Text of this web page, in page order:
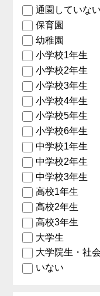
通園していな
保育園
幼稚園
小学校1年生
小学校2年生
小学校3年生
小学校4年生
小学校5年生
小学校6年生
中学校1年生
中学校2年生
中学校3年生
高校1年生
高校2年生
高校3年生
大学生
大学院生・社
いない